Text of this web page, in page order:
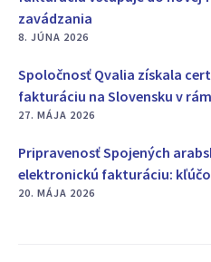
zavádzania
8. JÚNA 2026
Spoločnosť Qvalia získala
fakturáciu na Slovensku v
27. MÁJA 2026
Pripravenosť Spojených
elektronickú fakturáciu:
20. MÁJA 2026